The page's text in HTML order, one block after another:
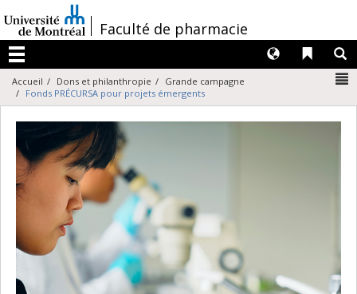
au
contenu
/Faculté de pharmacie
Menu
Liens
Langues
Accueil Dons et philanthropie
Grande campagne
Fonds PRÉCURSA pour projets émergents